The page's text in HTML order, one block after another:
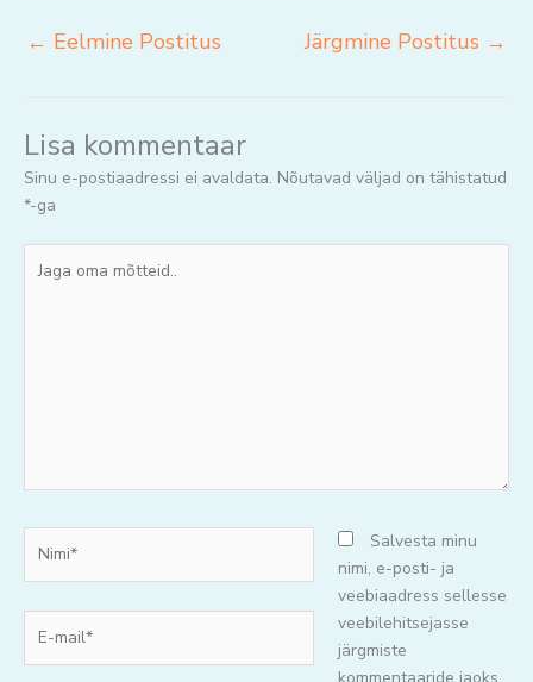
← Eelmine Postitus Järgmine Postitus →
Lisa kommentaar
Sinu e-postiaadressi ei avaldata. Nõutavad väljad on tähistatud
*-ga
oma
mail*
Salvesta minu
nimi, e-posti- ja
veebiaadress sellesse
veebilehitsejasse
järgmiste
kommentaaride jaoks.